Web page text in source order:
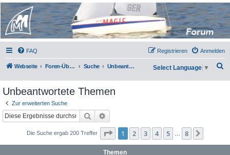
Micro Magic Forum
Deutschland
FAQ Anmelden
Registrieren
Webseite Foren-Übersicht Suche Unbeantwortete Themen Select Language ▼
Unbeantwortete Themen
Zur erweiterten Suche
Suche
Die Suche ergab 200 Treffer Seite 1von
1 2 3 4 5 8
Themen